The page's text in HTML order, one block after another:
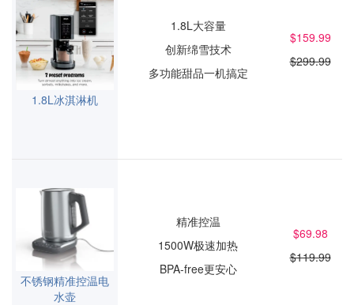
1.8L冰淇淋机
1.8L大容量
创新绵雪技术
多功能甜品一机搞定
$159.99
$299.99
不锈钢精准控温电
水壶
精准控温
1500W极速加热
BPA-free更安心
$69.98
$119.99